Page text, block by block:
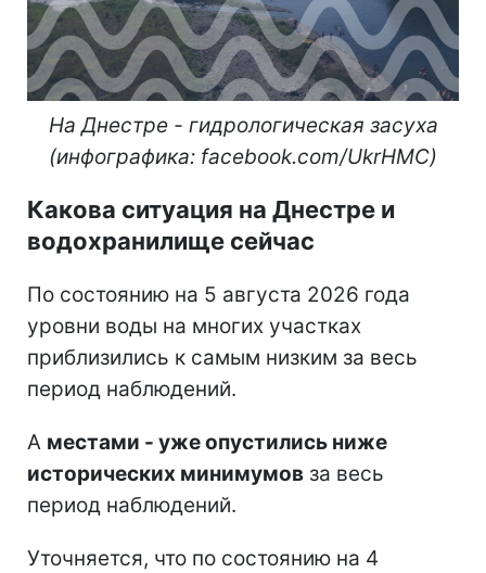
На Днестре - гидрологическая засуха
(инфографика: facebook.com/UkrHMC)
Какова ситуация на Днестре и
водохранилище сейчас
По состоянию на 5 августа 2026 года
уровни воды на многих участках
приблизились к самым низким за весь
период наблюдений.
А местами - уже опустились ниже
исторических минимумов за весь
период наблюдений.
Уточняется, что по состоянию на 4